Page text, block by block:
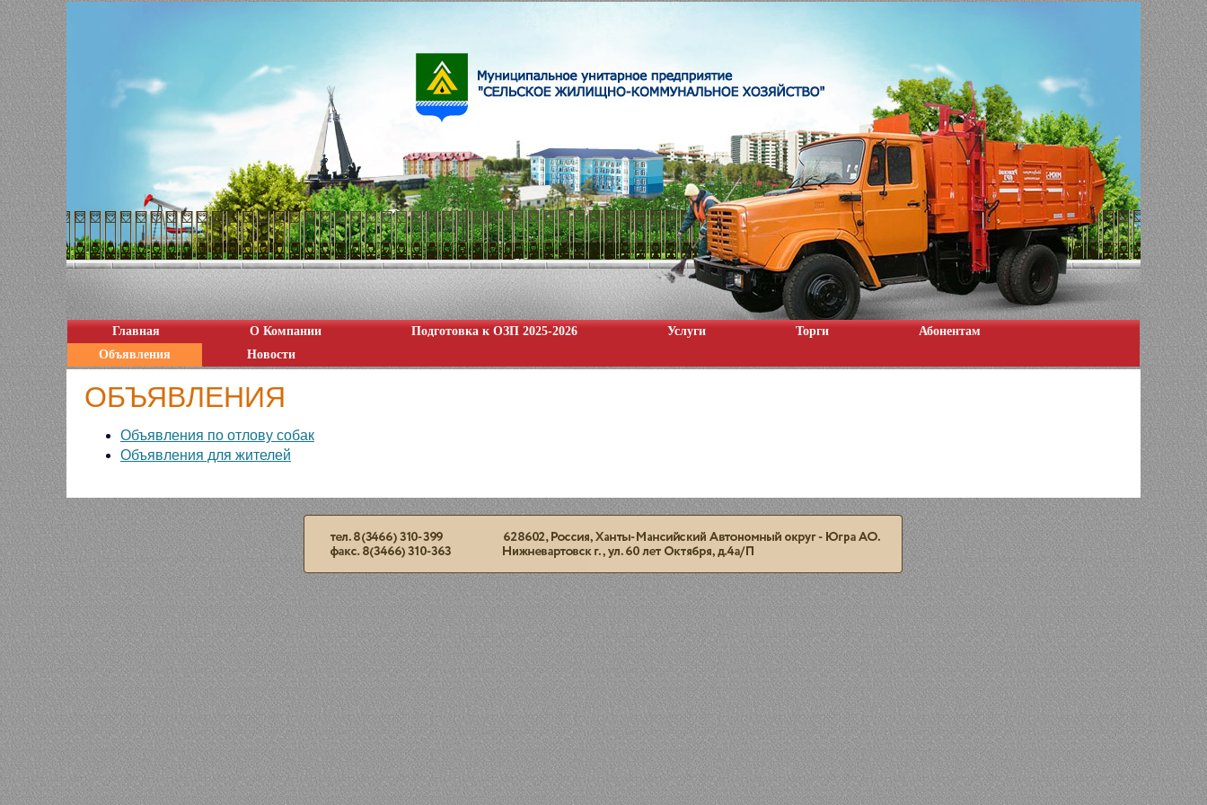
Главная О Компании Подготовка к ОЗП 2025-2026 Услуги Торги
Абонентам
Объявления
Новости
ОБЪЯВЛЕНИЯ
Объявления по отлову собак
Объявления для жителей